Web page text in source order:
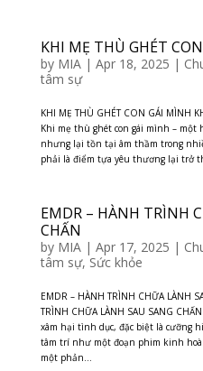
KHI MẸ THÙ GHÉT
by MIA| Apr 18, 2025 |
tâm sự
KHI MẸ THÙ GHÉT CON GÁI MÌNH
Khi mẹ thù ghét con gái mình –
nhưng lại tồn tại âm thầm trong
phải là điểm tựa yêu thương lại trở
EMDR – HÀNH TRÌNH
CHẤN
by MIA| Apr 17, 2025 |
tâm sự, Sức khỏe
EMDR – HÀNH TRÌNH CHỮA LÀNH
TRÌNH CHỮA LÀNH SAU SANG
xâm hại tình dục, đặc biệt là cưỡng
tâm trí như một đoạn phim kinh
một phản...